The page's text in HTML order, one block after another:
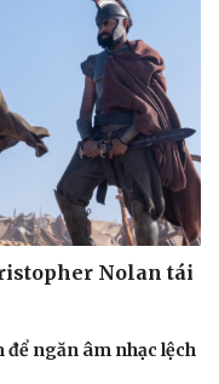
Nolan tái
ngăn âm nhạc lệch